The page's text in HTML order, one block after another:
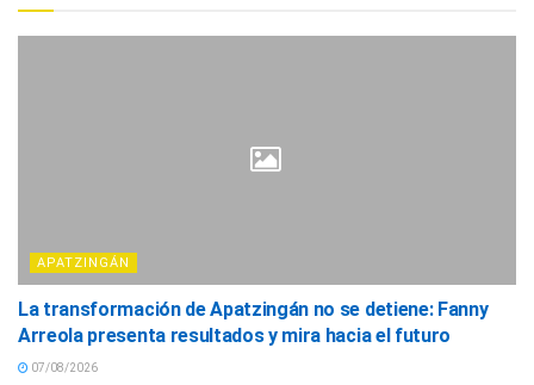
APATZINGÁN
La transformación de Apatzingán no se detiene: Fanny
Arreola presenta resultados y mira hacia el futuro
07/08/2026